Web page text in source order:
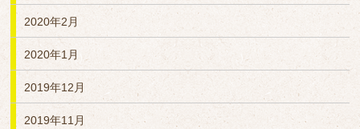
2020年2月
2020年1月
2019年12月
2019年11月